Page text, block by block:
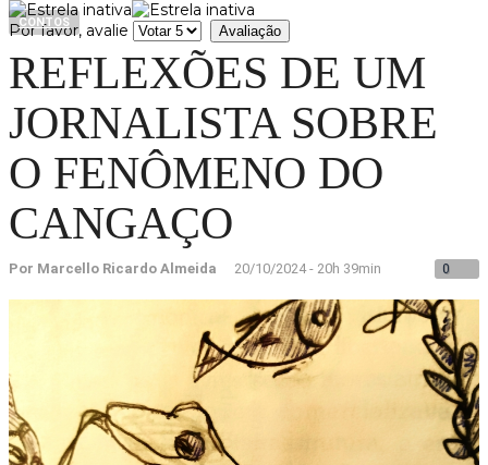
Por favor, avalie
REFLEXÕES DE UM
JORNALISTA SOBRE
O FENÔMENO DO
CANGAÇO
CONTOS
Por Marcello Ricardo Almeida 20/10/2024 - 20h 39min 0